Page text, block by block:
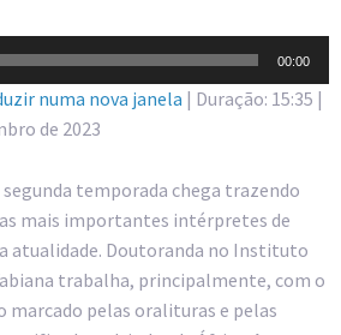
00:00
numa nova janela | Duração: 15:35 |
de 2023
temporada chega trazendo
mais importantes intérpretes de
atualidade. Doutoranda no Instituto
trabalha, principalmente, com o
pelas oralituras e pelas